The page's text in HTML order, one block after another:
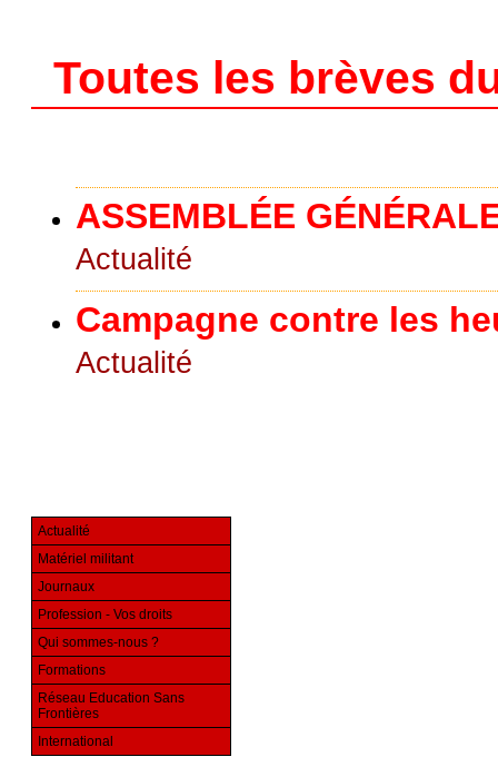
Toutes les brèves
ASSEMBLÉE
Actualité
Campagne contre les
Actualité
Actualité
Matériel militant
Journaux
Profession - Vos droits
Qui sommes-nous ?
Formations
Réseau Education Sans
Frontières
International